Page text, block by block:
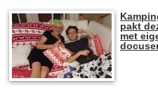
pakt
met